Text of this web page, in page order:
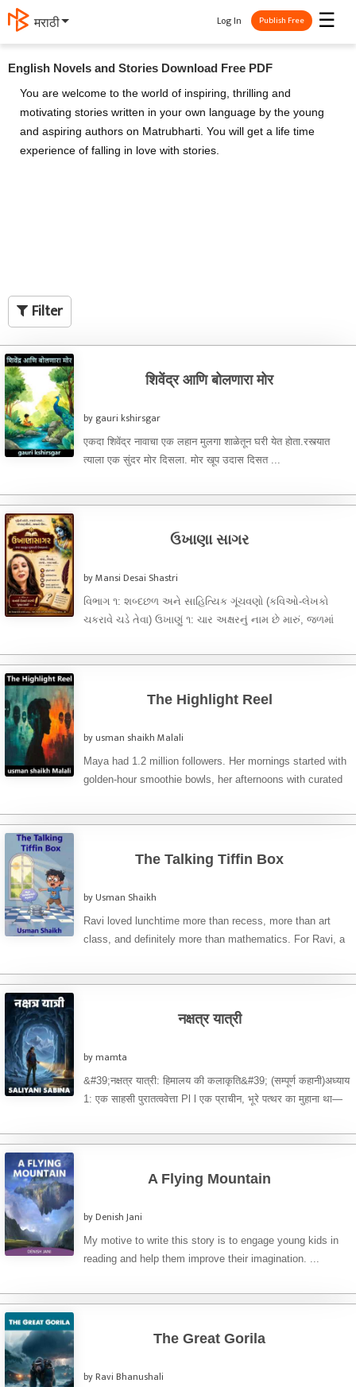
தமிழ் ☰
Log In Publish Free
English Novels and Stories Download Free PDF
You are welcome to the world of inspiring, thrilling and
motivating stories written in your own language by the young
and aspiring authors on Matrubharti. You will get a life time
experience of falling in love with stories.
Filter
शिवेंद्र आणि बोलणारा मोर
by gauri kshirsgar
एकदा शिवेंद्र नावाचा एक लहान मुलगा शाळेतून घरी येत होता.रस्त्यात
त्याला एक सुंदर मोर दिसला. मोर खूप उदास दिसत ...
ઉખાણા સાગર
by Mansi Desai Shastri
વિભાગ ૧: શબ્દછળ અને સાહિત્યિક ગૂંચવણો (કવિઓ-લેખકો
ચકરાવે ચડે તેવા) ઉખાણું ૧: ચાર અક્ષરનું નામ છે મારું, જળમાં
The Highlight Reel
by usman shaikh Malali
Maya had 1.2 million followers. Her mornings started with
golden-hour smoothie bowls, her afternoons with curated
The Talking Tiffin Box
by Usman Shaikh
Ravi loved lunchtime more than recess, more than art
class, and definitely more than mathematics. For Ravi, a
​नक्षत्र यात्री
by mamta
&#39;नक्षत्र यात्री: हिमालय की कलाकृति&#39; (सम्पूर्ण कहानी)​अध्याय
1: एक साहसी पुरातत्ववेत्ता Pl l एक प्राचीन, भूरे पत्थर का मुहाना था—
A Flying Mountain
by Denish Jani
My motive to write this story is to engage young kids in
reading and help them improve their imagination. ...
The Great Gorila
by Ravi Bhanushali